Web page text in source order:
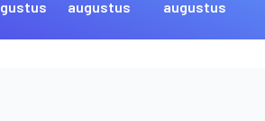
augustus
augustus